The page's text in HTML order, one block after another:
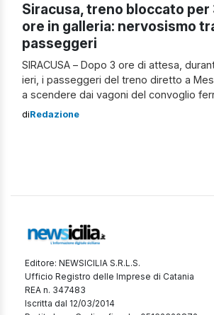
Siracusa, treno bloccato per
ore in galleria: nervosismo
passeggeri
SIRACUSA – Dopo 3 ore di attesa,
ieri, i passeggeri del treno diretto a
a scendere dai vagoni del convoglio
all’interno della galleria che collega
diRedazione
Editore: NEWSICILIA S.R.L.S.
Ufficio Registro delle Imprese di Catania
REA n. 347483
Iscritta dal 12/03/2014